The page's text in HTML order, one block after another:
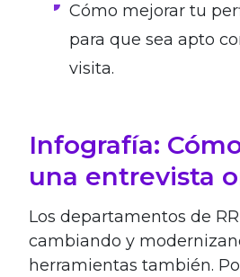
Cómo mejorar tu
para que sea apto
visita.
Infografía:
una entrevista
Los departamentos de
cambiando y
herramientas también.